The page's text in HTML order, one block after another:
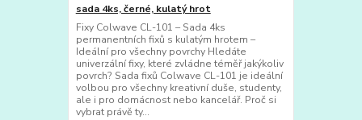
sada 4ks, černé, kulatý hrot
Fixy Colwave CL-101 – Sada 4ks
permanentních fixů s kulatým hrotem –
Ideální pro všechny povrchy Hledáte
univerzální fixy, které zvládne téměř jakýkoliv
povrch? Sada fixů Colwave CL-101 je ideální
volbou pro všechny kreativní duše, studenty,
ale i pro domácnost nebo kancelář. Proč si
vybrat právě ty...